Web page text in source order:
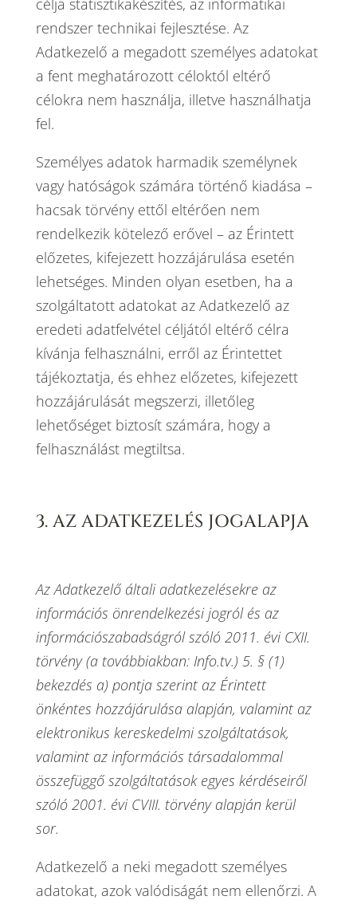
célja statisztikakészítés, az informatikai
rendszer technikai fejlesztése. Az
Adatkezelő a megadott személyes adatokat
a fent meghatározott céloktól eltérő
célokra nem használja, illetve használhatja
fel.
Személyes adatok harmadik személynek
vagy hatóságok számára történő kiadása –
hacsak törvény ettől eltérően nem
rendelkezik kötelező erővel – az Érintett
előzetes, kifejezett hozzájárulása esetén
lehetséges. Minden olyan esetben, ha a
szolgáltatott adatokat az Adatkezelő az
eredeti adatfelvétel céljától eltérő célra
kívánja felhasználni, erről az Érintettet
tájékoztatja, és ehhez előzetes, kifejezett
hozzájárulását megszerzi, illetőleg
lehetőséget biztosít számára, hogy a
felhasználást megtiltsa.
3. AZ ADATKEZELÉS JOGALAPJA
Az Adatkezelő általi adatkezelésekre az
információs önrendelkezési jogról és az
információszabadságról szóló 2011. évi CXII.
törvény (a továbbiakban: Info.tv.) 5. § (1)
bekezdés a) pontja szerint az Érintett
önkéntes hozzájárulása alapján, valamint az
elektronikus kereskedelmi szolgáltatások,
valamint az információs társadalommal
összefüggő szolgáltatások egyes kérdéseiről
szóló 2001. évi CVIII. törvény alapján kerül
sor.
Adatkezelő a neki megadott személyes
adatokat, azok valódiságát nem ellenőrzi. A